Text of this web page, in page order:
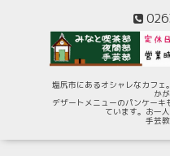
塩尻市にあるオシャレなカフェ
か
デザートメニューのパンケーキ
ています。お一
手芸